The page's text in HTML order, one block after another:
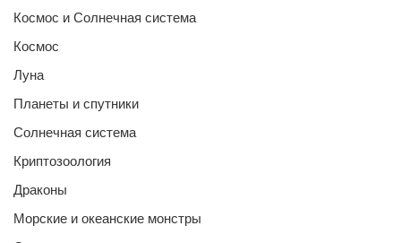
Космос и Солнечная система
Космос
Луна
Планеты и спутники
Солнечная система
Криптозоология
Драконы
Морские и океанские монстры